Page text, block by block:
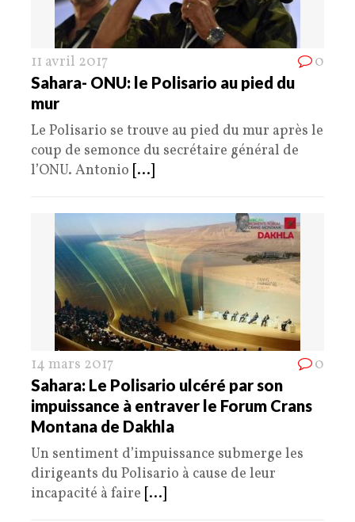
11 avril 2017 0
Sahara- ONU: le Polisario au pied du
mur
Le Polisario se trouve au pied du mur après le
coup de semonce du secrétaire général de
l’ONU. Antonio [...]
14 mars 2017 0
Sahara: Le Polisario ulcéré par son
impuissance à entraver le Forum Crans
Montana de Dakhla
Un sentiment d’impuissance submerge les
dirigeants du Polisario à cause de leur
incapacité à faire [...]